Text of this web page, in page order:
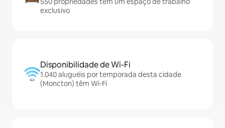
exclusivo
Disponibilidade de Wi-Fi
1.040 aluguéis por temporada desta cidade
(Moncton) têm Wi-Fi